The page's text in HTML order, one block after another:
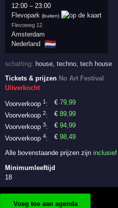
12:00 –23:00
Flevopark (buiten)
Flevoweg 12
Amsterdam
Nederland
🇳🇱
schatting: house ,techno ,tech house
Tickets & prijzen No Art Festival
Uitverkocht
Voorverkoop1 : €79,99
Voorverkoop2: €89,99
Voorverkoop3: €94,99
Voorverkoop4: €98,49
Alle bovenstaande prijzen zijn
Minimumleeftijd
18
Voeg toe aan agenda